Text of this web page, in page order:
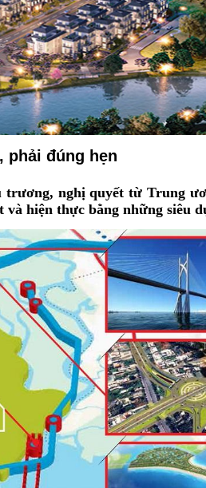
phải đúng hẹn
trương, nghị quyết từ Trung
hiện thực bằng những siêu